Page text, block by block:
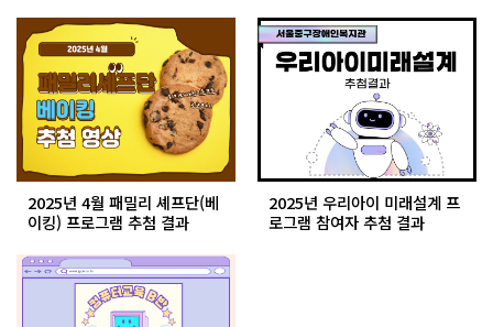
2025년 4월 패밀리 셰프단(베
이킹) 프로그램 추첨 결과
2025년 우리아이 미래설계 프
로그램 참여자 추첨 결과